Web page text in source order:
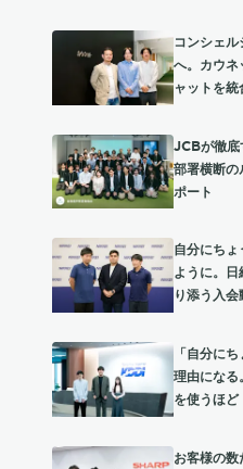
コンシェル
へ。カウ
ャットを統
JCBが徹底
部署横断の
ポート
自分にち
ように。
り添う入会
「自分にち
理由になる
を使うほ
お客様の